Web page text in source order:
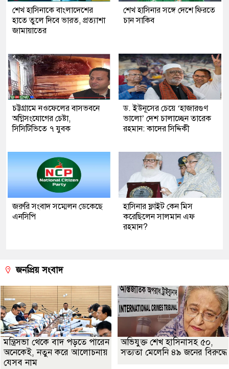
শেখ হাসিনাকে বাংলাদেশের
হাতে তুলে দিবে ভারত, প্রত্যাশা
জামায়াতের
শেখ হাসিনার সঙ্গে দেশে ফিরতে
চান সাকিব
চট্টগ্রামে নওফেলের বাসভবনে
অগ্নিসংযোগের চেষ্টা,
সিসিটিভিতে ৭ যুবক
ড. ইউনূসের চেয়ে ‘হাজারগুণ
ভালো’ দেশ চালাচ্ছেন তারেক
রহমান: কাদের সিদ্দিকী
জরুরি সংবাদ সম্মেলন ডেকেছে
এনসিপি
হাসিনার ফ্লাইট কেন মিস
করেছিলেন সালমান এফ
রহমান?
জনপ্রিয় সংবাদ
মন্ত্রিসভা থেকে বাদ পড়তে পারেন
অনেকেই, নতুন করে আলোচনায়
যেসব নাম
অভিযুক্ত শেখ হাসিনাসহ ৫০,
সত্যতা মেলেনি ৪৯ জনের বিরুদ্ধে